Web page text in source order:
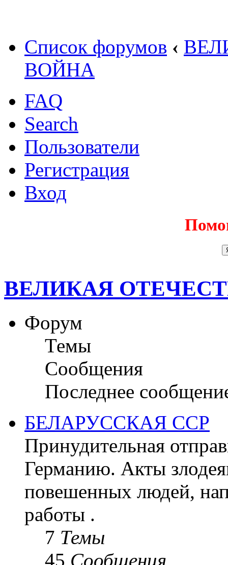
Список форумов ‹
ВОЙНА
FAQ
Search
Пользователи
Регистрация
Вход
ВЕЛИКАЯ
Форум
Темы
Сообщения
Последнее
БЕЛАРУССКАЯ ССР
Принудительная
Германию. Акты
повешенных людей,
работы .
7 Темы
45 Сообщения